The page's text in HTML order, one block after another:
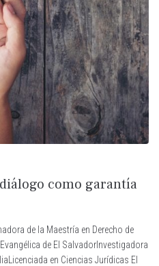
como garantía
de la Maestría en Derecho de
de El SalvadorInvestigadora
en Ciencias Jurídicas El